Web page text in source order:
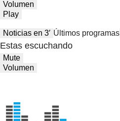
Volumen
Play
Noticias en 3′ Últimos programas
Estas escuchando
Mute
Volumen